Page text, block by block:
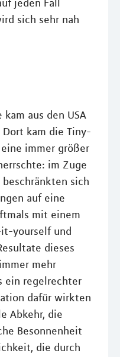
jeden Fall
sich sehr nah
kam aus den USA
Dort kam die Tiny-
immer größer
im Zuge
sich
auf eine
mit einem
yourself und
dieses
mehr
ein regelrechter
dafür wirkten
Abkehr, die
Besonnenheit
die durch